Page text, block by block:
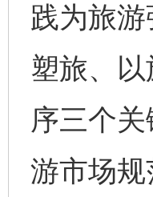
践为旅
塑旅、
序三个
游市场